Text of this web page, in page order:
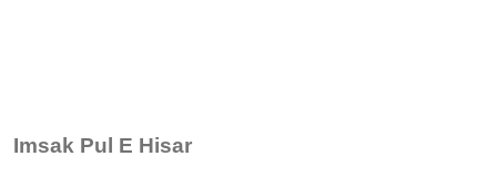
Imsak Pul E Hisar